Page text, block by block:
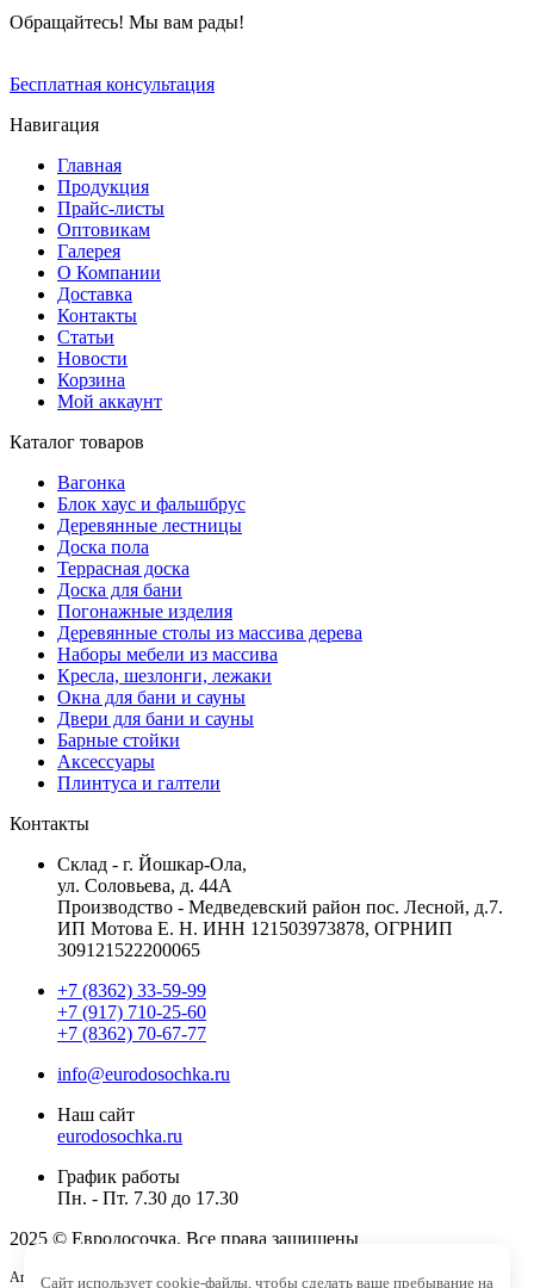
Обращайтесь! Мы вам рады!
Бесплатная консультация
Навигация
Главная
Продукция
Прайс-листы
Оптовикам
Галерея
О Компании
Доставка
Контакты
Статьи
Новости
Корзина
Мой аккаунт
Каталог товаров
Вагонка
Блок хаус и фальшбрус
Деревянные лестницы
Доска пола
Террасная доска
Доска для бани
Погонажные изделия
Деревянные столы из массива дерева
Наборы мебели из массива
Кресла, шезлонги, лежаки
Окна для бани и сауны
Двери для бани и сауны
Барные стойки
Аксессуары
Плинтуса и галтели
Контакты
Склад - г. Йошкар-Ола,
ул. Соловьева, д. 44А
Производство - Медведевский район пос. Лесной, д.7.
ИП Мотова Е. Н. ИНН 121503973878, ОГРНИП
309121522200065
+7 (8362) 33-59-99
+7 (917) 710-25-60
+7 (8362) 70-67-77
info@eurodosochka.ru
Наш сайт
eurodosochka.ru
График работы
Пн. - Пт. 7.30 до 17.30
2025 © Евродосочка. Все права защищены
Агентство интернет-маркетинга - SeoУслуга
Сайт использует cookie-файлы, чтобы сделать ваше пребывание на